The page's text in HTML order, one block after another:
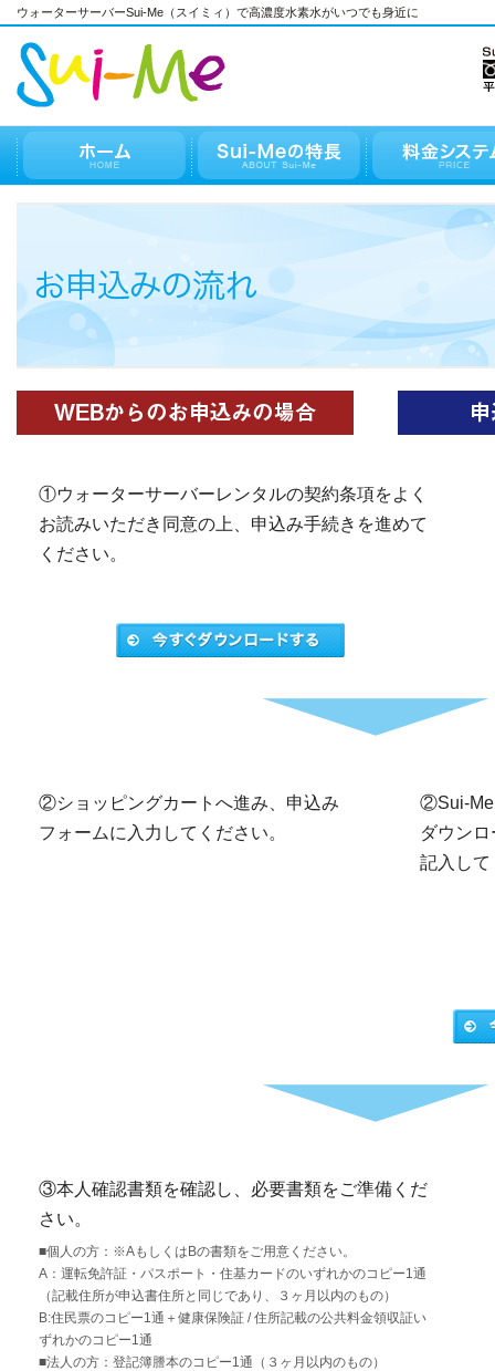
ウォーターサーバーSui-Me（スイミィ）で高濃度水素水がいつでも身近に
①ウォーターサーバーレンタルの契約条項をよく
お読みいただき同意の上、申込み手続きを進めて
ください。
②ショッピングカートへ進み、申込み
フォームに入力してください。
②Sui-
ダウン
記入して
③本人確認書類を確認し、必要書類をご準備くだ
さい。
■個人の方：※AもしくはBの書類をご用意ください。
A：運転免許証・パスポート・住基カードのいずれかのコピー1通
（記載住所が申込書住所と同じであり、３ヶ月以内のもの）
B:住民票のコピー1通＋健康保険証 / 住所記載の公共料金領収証い
ずれかのコピー1通
■法人の方：登記簿謄本のコピー1通（３ヶ月以内のもの）